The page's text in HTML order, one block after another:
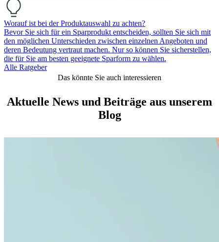
Worauf ist bei der Produktauswahl zu achten?
Bevor Sie sich für ein Sparprodukt entscheiden, sollten Sie sich mit
den möglichen Unterschieden zwischen einzelnen Angeboten und
deren Bedeutung vertraut machen. Nur so können Sie sicherstellen,
die für Sie am besten geeignete Sparform zu wählen.
Alle Ratgeber
Das könnte Sie auch interessieren
Aktuelle News und Beiträge aus unserem
Blog